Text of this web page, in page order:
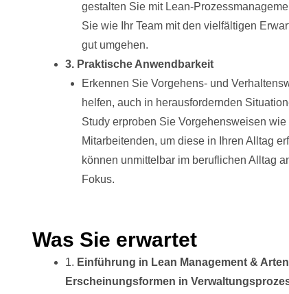
gestalten Sie mit Lean-
Sie wie Ihr Team mit den vielfältigen
gut umgehen.
3. Praktische Anwendbarkeit
Erkennen Sie Vorgehens- und
helfen, auch in herausfordernden
Study erproben Sie Vorgehensweisen
Mitarbeitenden, um diese in Ihren Alltag
können unmittelbar im beruflichen Alltag
Fokus.
Was Sie erwartet
1. Einführung in Lean Management &
Erscheinungsformen in